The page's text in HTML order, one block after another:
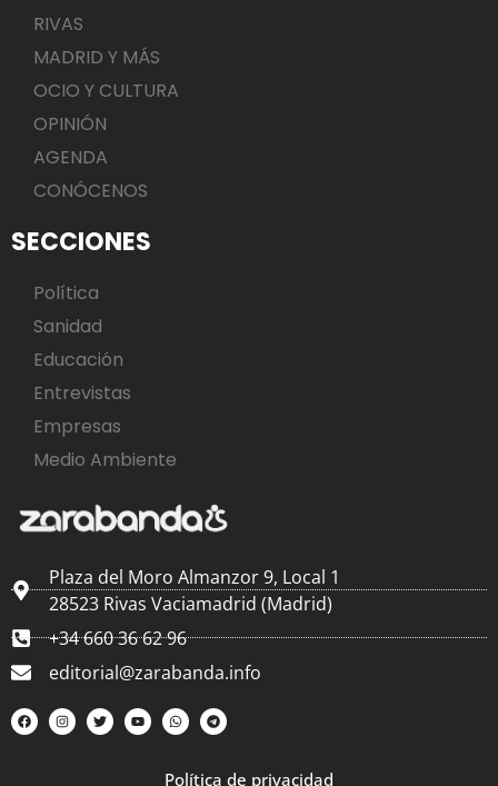
RIVAS
MADRID Y MÁS
OCIO Y CULTURA
OPINIÓN
AGENDA
CONÓCENOS
SECCIONES
Política
Sanidad
Educación
Entrevistas
Empresas
Medio Ambiente
Plaza del Moro Almanzor 9, Local 1
28523 Rivas Vaciamadrid (Madrid)
+34 660 36 62 96
editorial@zarabanda.info
Política de privacidad